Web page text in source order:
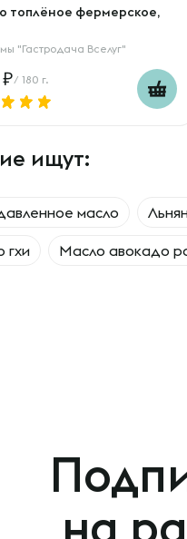
топлёное фермерское,
"Гастродача Вселуг"
/ 180 г.
ищут:
масло
гхи Масло авокадо
на